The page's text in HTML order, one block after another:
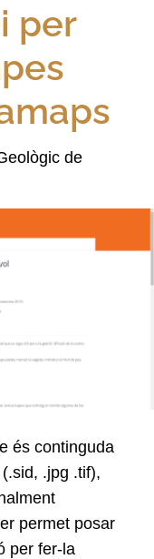
per
de
és continguda
.jpg .tif),
permet posar
per fer-la